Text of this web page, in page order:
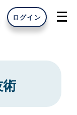
ログイン